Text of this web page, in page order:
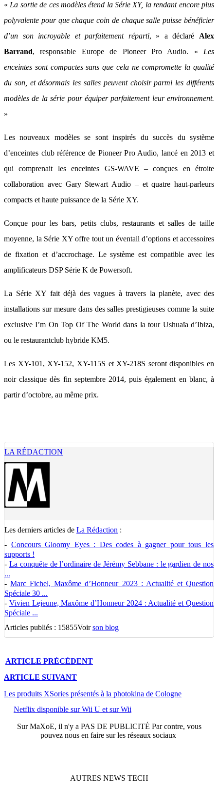
« La sortie de ces modèles étend la Série XY, la rendant encore plus
polyvalente pour que chaque coin de chaque salle puisse bénéficier
d’un son incroyable et parfaitement réparti, » a déclaré Alex
Barrand, responsable Europe de Pioneer Pro Audio. « Les
enceintes sont compactes sans que cela ne compromette la qualité
du son, et désormais les salles peuvent choisir parmi les différents
modèles de la série pour équiper parfaitement leur environnement.
»
Les nouveaux modèles se sont inspirés du succès du système
d’enceintes club référence de Pioneer Pro Audio, lancé en 2013 et
qui comprenait les enceintes GS-WAVE – conçues en étroite
collaboration avec Gary Stewart Audio – et quatre haut-parleurs
compacts et haute puissance de la Série XY.
Conçue pour les bars, petits clubs, restaurants et salles de taille
moyenne, la Série XY offre tout un éventail d’options et accessoires
de fixation et d’accrochage. Le système est compatible avec les
amplificateurs DSP Série K de Powersoft.
La Série XY fait déjà des vagues à travers la planète, avec des
installations sur mesure dans des salles prestigieuses comme la suite
exclusive I’m On Top Of The World dans la tour Ushuaïa d’Ibiza,
ou le restaurantclub hybride KM5.
Les XY-101, XY-152, XY-115S et XY-218S seront disponibles en
noir classique dès fin septembre 2014, puis également en blanc, à
partir d’octobre, au même prix.
LA RÉDACTION
Les derniers articles de La Rédaction :
- Concours Gloomy Eyes : Des codes à gagner pour tous les
supports !
- La conquête de l’ordinaire de Jérémy Sebbane : le gardien de nos
...
-Marc Fichel, Maxôme d’Honneur 2023 : Actualité et Question
Spéciale 30 ...
- Vivien Lejeune, Maxôme d’Honneur 2024 : Actualité et Question
Spéciale ...
Articles publiés : 15855Voirson blog
ARTICLE PRÉCÉDENT
ARTICLE SUIVANT
Les produits XSories présentés à la photokina de Cologne
Netflix disponible sur Wii U et sur Wii
SurMaXoE, il n'y a PAS DE PUBLICITÉ Par contre, vous
pouvez nous en faire sur les réseaux sociaux
AUTRES NEWS TECH